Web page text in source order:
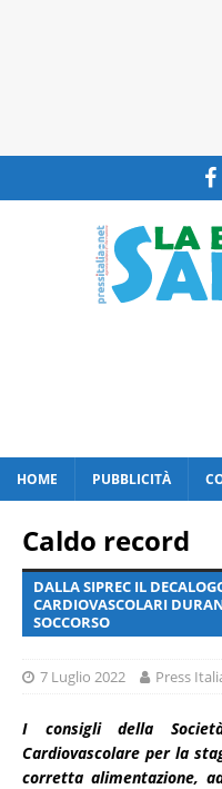
HOME PUBBLICITÀ
Caldo record
DALLA SIPREC IL
CARDIOVASCOLARI
SOCCORSO
7 Luglio 2022 Press
I consigli della
Cardiovascolare per la
corretta alimentazione,